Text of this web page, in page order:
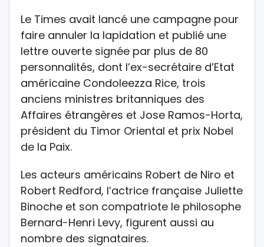
Le Times avait lancé une campagne pour
faire annuler la lapidation et publié une
lettre ouverte signée par plus de 80
personnalités, dont l’ex-secrétaire d’Etat
américaine Condoleezza Rice, trois
anciens ministres britanniques des
Affaires étrangères et Jose Ramos-Horta,
président du Timor Oriental et prix Nobel
de la Paix.
Les acteurs américains Robert de Niro et
Robert Redford, l’actrice française Juliette
Binoche et son compatriote le philosophe
Bernard-Henri Levy, figurent aussi au
nombre des signataires.